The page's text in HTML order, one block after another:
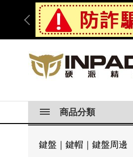
商品分類
鍵盤｜鍵帽｜鍵盤周邊